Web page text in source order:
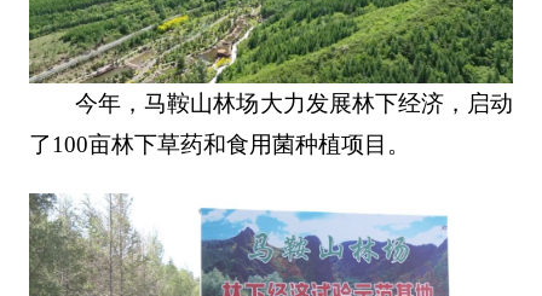
今年，马鞍山林场大力发展林下经济，启动
了100亩林下草药和食用菌种植项目。